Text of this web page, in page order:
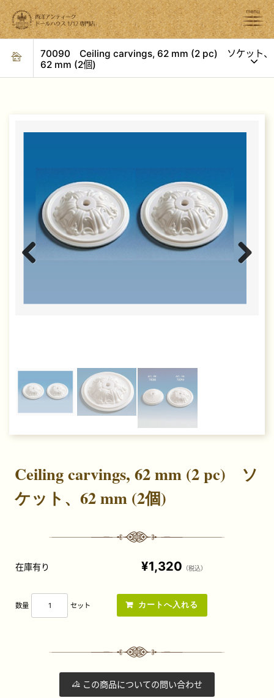
70090 Ceiling carvings, 62 mm (2 pc) ソケット、
62 mm (2個)
Ceiling carvings, 62 mm (2 pc) ソ
ケット、62 mm (2個)
在庫有り ¥1,320 （税込）
数量 セット
この商品についての問い合わせ